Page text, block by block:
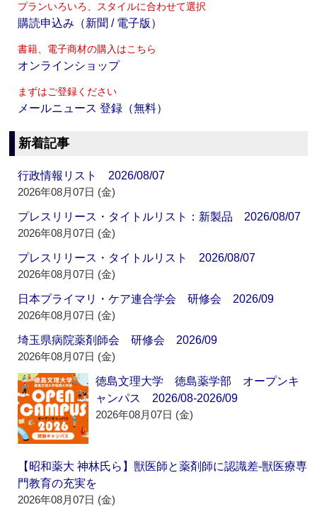
プランいろいろ、スタイルに合わせて選択
購読申込み（新聞 / 電子版）
書籍、電子商材の購入はこちら
オンラインショップ
まずはご登録ください
メールニュース 登録（無料）
新着記事
行政情報リスト 2026/08/07
2026年08月07日 (金)
プレスリリース・タイトルリスト：新製品 2026/08/07
2026年08月07日 (金)
プレスリリース・タイトルリスト 2026/08/07
2026年08月07日 (金)
日本プライマリ・ケア連合学会 研修会 2026/09
2026年08月07日 (金)
埼玉県病院薬剤師会 研修会 2026/09
2026年08月07日 (金)
徳島文理大学 徳島薬学部 オープンキ
ャンパス 2026/08-2026/09
2026年08月07日 (金)
【昭和薬大 神林氏ら】獣医師と薬剤師に認識差‐獣医療専
門教育の充実を
2026年08月07日 (金)